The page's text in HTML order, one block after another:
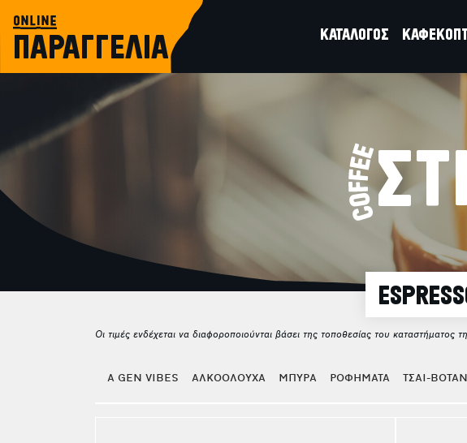
online
ΠΑΡΑΓΓΕΛΙΑ ΚΑΤΑΛΟΓΟΣ
Οι τιμές ενδέχεται να διαφοροποιούνται βάσει της τοποθεσίας του
A GEN VIBES ΑΛΚΟΟΛΟΥΧΑ ΜΠΥΡΑ ΡΟΦΗΜΑΤΑ ΤΣΑΙ-